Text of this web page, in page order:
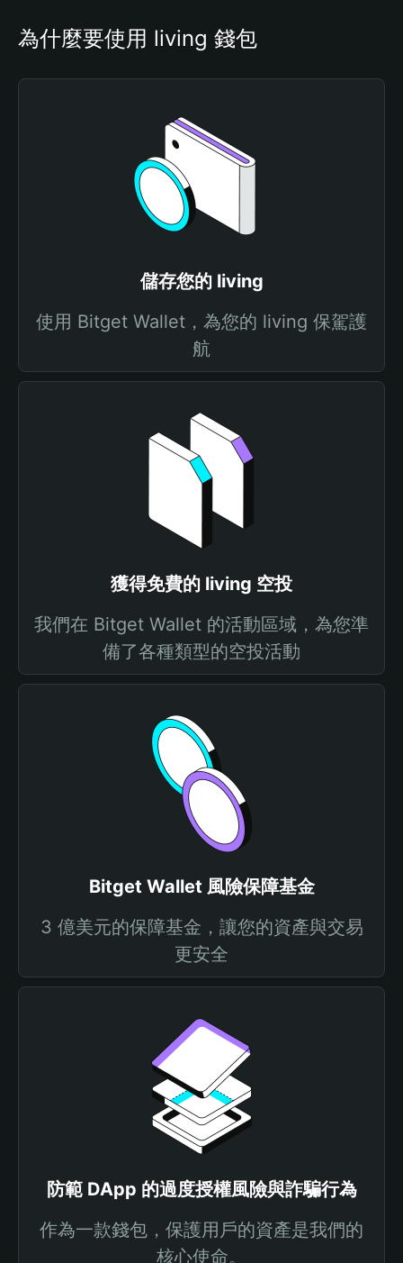
為什麼要使用 living 錢包
儲存您的 living
使用 Bitget Wallet，為您的 living 保駕護
航
獲得免費的 living 空投
我們在 Bitget Wallet 的活動區域，為您準
備了各種類型的空投活動
Bitget Wallet 風險保障基金
3 億美元的保障基金，讓您的資產與交易
更安全
防範 DApp 的過度授權風險與詐騙行為
作為一款錢包，保護用戶的資產是我們的
核心使命。